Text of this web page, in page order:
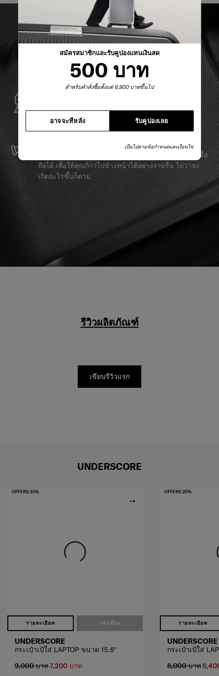
สมัครสมาชิกและรับคูปองแทนเงินสด
500 บาท
สำหรับคำสั่งซื้อตั้งแต่ 6,900 บาทขึ้นไป
รับคูปองเลย
อาจจะทีหลัง
เป็นไปตามข้อกำหนดและเงื่อนไข
Samsonite รับประกันการใช้งานทั่วโลก เพื่อให้มั่นใจว่า
ผลิตภัณฑ์ Samsonite ของคุณจะอยู่เคียงข้างคุณเสมอ
เราผลิตสินค้าด้วยวัสดุที่ดีที่สุด พร้อมบริการสนับสนุนที่เชื่อ
ถือได้ เพื่อให้คุณก้าวไปข้างหน้าได้อย่างราบรื่น ไม่ว่าจะ
เกิดอะไรขึ้นก็ตาม
รีวิวผลิตภัณฑ์
เขียนรีวิวแรก
UNDERSCORE
รายละเอียด แจ้งเตือน
OFFERS 20%
UNDERSCORE
กระเป๋าเป้ใส่ LAPTOP ขนาด 15.6"
9,000 บาท7,200 บาท
รายละเอียด
OFFERS 20%
UNDERSCORE
กระเป๋าเป้ใส่
8,000 บาท